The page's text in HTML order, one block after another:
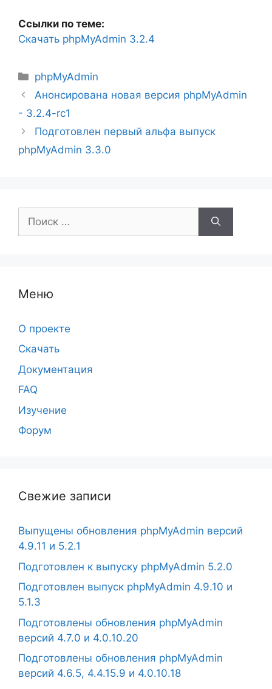
Ссылки по теме:
Скачать phpMyAdmin 3.2.4
Рубрики
phpMyAdmin
Анонсирована новая версия phpMyAdmin
- 3.2.4-rc1
Подготовлен первый альфа выпуск
phpMyAdmin 3.3.0
Меню
О проекте
Скачать
Документация
FAQ
Изучение
Форум
Свежие записи
Выпущены обновления phpMyAdmin версий
4.9.11 и 5.2.1
Подготовлен к выпуску phpMyAdmin 5.2.0
Подготовлен выпуск phpMyAdmin 4.9.10 и
5.1.3
Подготовлены обновления phpMyAdmin
версий 4.7.0 и 4.0.10.20
Подготовлены обновления phpMyAdmin
версий 4.6.5, 4.4.15.9 и 4.0.10.18